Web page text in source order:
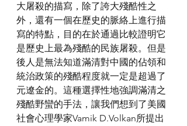
大屠殺的描寫，除了誇大殘酷性之
外，還有一個在歷史的脈絡上進行描
寫的特點，目的在於通過比較證明它
是歷史上最為殘酷的民族屠殺。但是
後人是無法知道滿清對中國的佔領和
統治政策的殘酷程度就一定是超過了
元遼金的。這種選擇性地強調滿清之
殘酷野蠻的手法，讓我們想到了美國
社會心理學家Vamik D.Volkan所提出